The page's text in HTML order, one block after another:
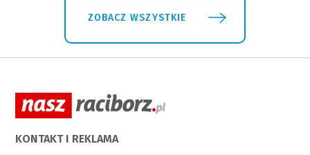
ZOBACZ WSZYSTKIE
KONTAKT I REKLAMA